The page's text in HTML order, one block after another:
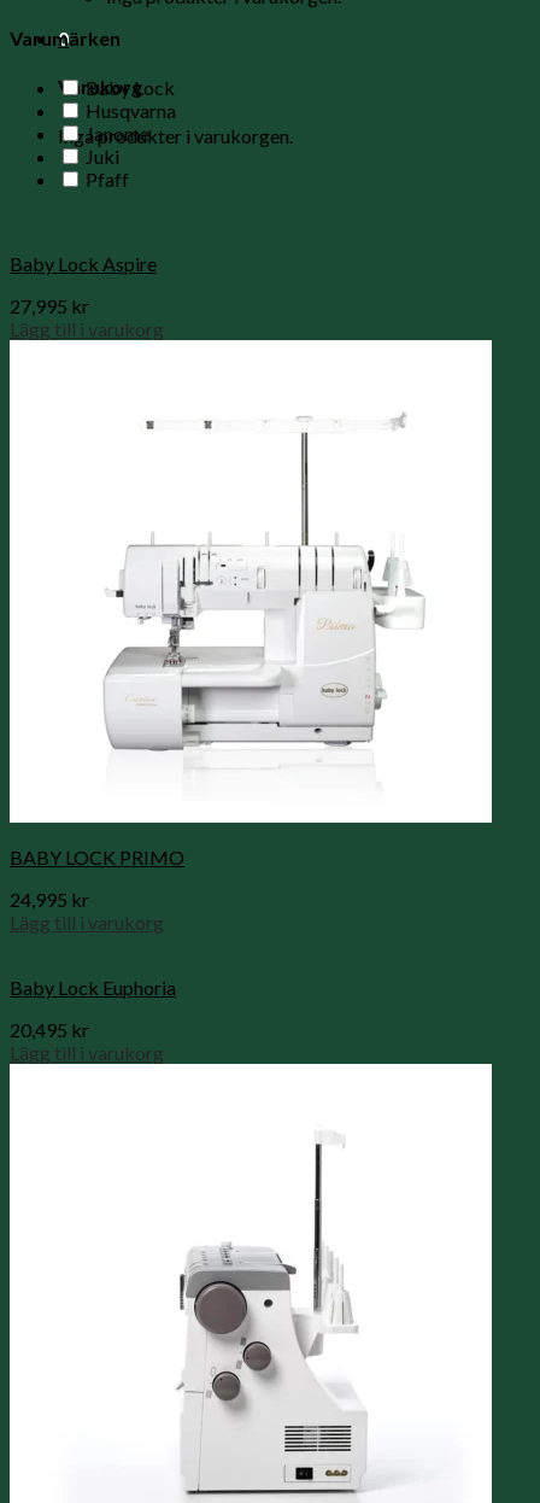
0
Varukorg
Inga produkter i varukorgen.
Varumärken
Baby Lock
Husqvarna
Janome
Juki
Pfaff
Baby Lock Aspire
27,995 kr
Lägg till i varukorg
BABY LOCK PRIMO
24,995 kr
Lägg till i varukorg
Baby Lock Euphoria
20,495 kr
Lägg till i varukorg